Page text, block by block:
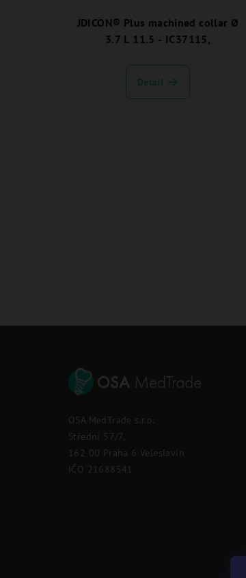
JDICON® Plus machined collar Ø
3.7 L 11.5 - IC37115,
Detail
OSA MedTrade s.r.o.
Střední 57/7,
162 00 Praha 6 Veleslavín
IČO 21688541